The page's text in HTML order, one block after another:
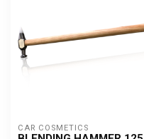
CAR COSMETICS